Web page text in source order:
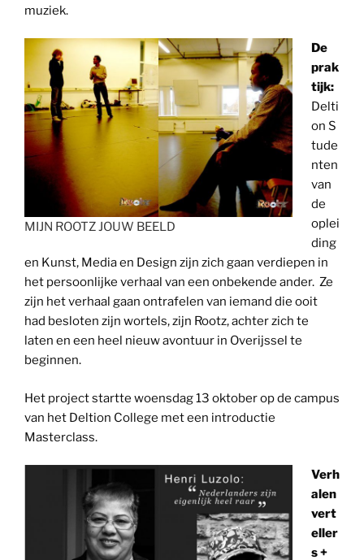
muziek.
MIJN ROOTZ JOUW BEELD
De
prak
tijk:
Delti
on S
tude
nten
van
de
oplei
ding
en Kunst, Media en Design zijn zich gaan verdiepen in
het persoonlijke verhaal van een onbekende ander. Ze
zijn het verhaal gaan ontrafelen van iemand die ooit
had besloten zijn wortels, zijn Rootz, achter zich te
laten en een heel nieuw avontuur in Overijssel te
beginnen.
Het project startte woensdag 13 oktober op de campus
van het Deltion College met een introductie
Masterclass.
Verh
alen
vert
eller
s +